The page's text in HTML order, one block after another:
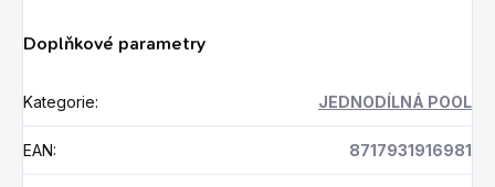
Doplňkové parametry
Kategorie: JEDNODÍLNÁ POOL
EAN: 8717931916981